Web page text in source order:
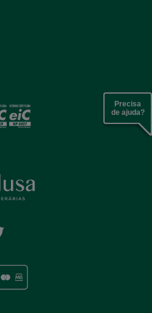
Precisa
de ajuda?